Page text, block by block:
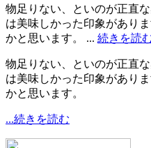
物足りない、といのが正直
は美味しかった印象があり
かと思います。 ... 続きを読
物足りない、といのが正直
は美味しかった印象があり
かと思います。
...続きを読む